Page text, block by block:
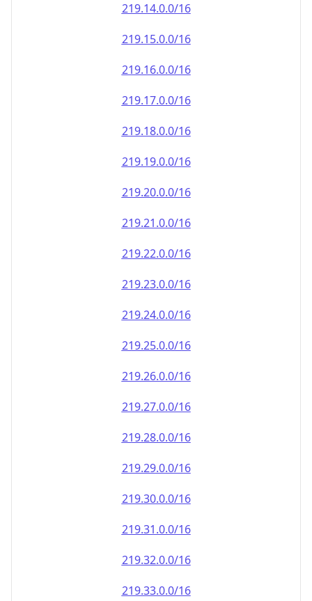
219.14.0.0/16
219.15.0.0/16
219.16.0.0/16
219.17.0.0/16
219.18.0.0/16
219.19.0.0/16
219.20.0.0/16
219.21.0.0/16
219.22.0.0/16
219.23.0.0/16
219.24.0.0/16
219.25.0.0/16
219.26.0.0/16
219.27.0.0/16
219.28.0.0/16
219.29.0.0/16
219.30.0.0/16
219.31.0.0/16
219.32.0.0/16
219.33.0.0/16